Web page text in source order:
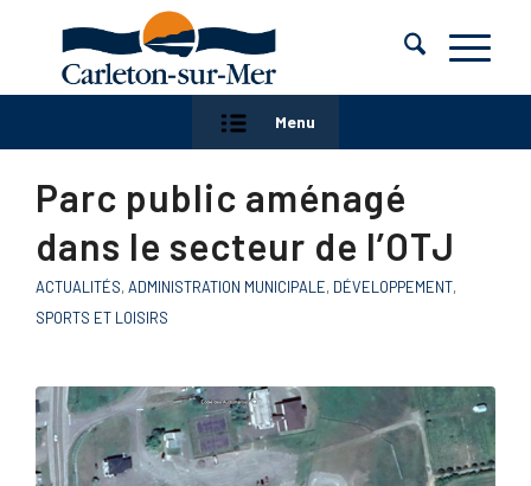
Menu
Parc public aménagé
dans le secteur de l’OTJ
ACTUALITÉS, ADMINISTRATION MUNICIPALE, DÉVELOPPEMENT,
SPORTS ET LOISIRS